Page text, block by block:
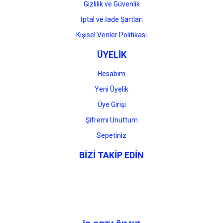
Gizlilik ve Güvenlik
İptal ve İade Şartları
Kişisel Veriler Politikası
ÜYELİK
Hesabım
Yeni Üyelik
Üye Girişi
Şifremi Unuttum
Sepetiniz
BİZİ TAKİP EDİN